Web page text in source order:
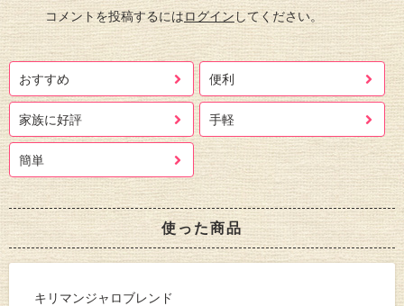
コメントを投稿するにはログインしてください。
おすすめ 便利
家族に好評 手軽
簡単
使った商品
キリマンジャロブレンド